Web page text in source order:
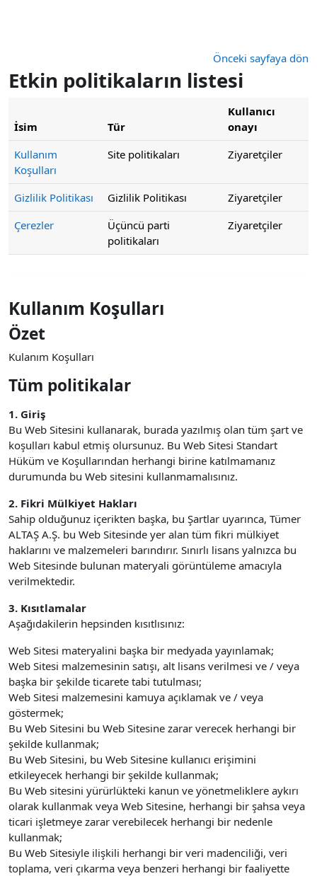
Önceki sayfaya dön
Etkin politikaların listesi
İsim Tür
Kullanıcı
onayı
Kullanım
Koşulları
Site politikaları Ziyaretçiler
Gizlilik Politikası Gizlilik Politikası
Ziyaretçiler
Çerezler
Üçüncü parti
politikaları
Ziyaretçiler
Kullanım Koşulları
Özet
Kulanım Koşulları
Tüm politikalar
1. Giriş
Bu Web Sitesini kullanarak, burada yazılmış olan tüm şart ve
koşulları kabul etmiş olursunuz. Bu Web Sitesi Standart
Hüküm ve Koşullarından herhangi birine katılmamanız
durumunda bu Web sitesini kullanmamalısınız.
2. Fikri Mülkiyet Hakları
Sahip olduğunuz içerikten başka, bu Şartlar uyarınca, Tümer
ALTAŞ A.Ş. bu Web Sitesinde yer alan tüm fikri mülkiyet
haklarını ve malzemeleri barındırır. Sınırlı lisans yalnızca bu
Web Sitesinde bulunan materyali görüntüleme amacıyla
verilmektedir.
3. Kısıtlamalar
Aşağıdakilerin hepsinden kısıtlısınız:
Web Sitesi materyalini başka bir medyada yayınlamak;
Web Sitesi malzemesinin satışı, alt lisans verilmesi ve / veya
başka bir şekilde ticarete tabi tutulması;
Web Sitesi malzemesini kamuya açıklamak ve / veya
göstermek;
Bu Web Sitesini bu Web Sitesine zarar verecek herhangi bir
şekilde kullanmak;
Bu Web Sitesini, bu Web Sitesine kullanıcı erişimini
etkileyecek herhangi bir şekilde kullanmak;
Bu Web sitesini yürürlükteki kanun ve yönetmeliklere aykırı
olarak kullanmak veya Web Sitesine, herhangi bir şahsa veya
ticari işletmeye zarar verebilecek herhangi bir nedenle
kullanmak;
Bu Web Sitesiyle ilişkili herhangi bir veri madenciliği, veri
toplama, veri çıkarma veya benzeri herhangi bir faaliyette